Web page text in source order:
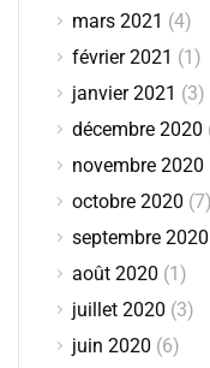
mars 2021 (4)
février 2021 (1)
janvier 2021 (3)
décembre 2020
novembre 2020
octobre 2020 (7)
septembre 2020
août 2020 (1)
juillet 2020 (3)
juin 2020 (6)